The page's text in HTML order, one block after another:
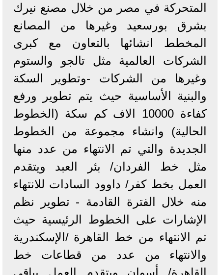
المتحركة في مصر من خلال مصنع نيرك
بشرق بورسعيد وغيرها من المصانع
المخطط انشائها بالتعاون مع كبرى
الشركات العالمية مثل تالجو والستوم
وغيرها من الشركات -وتطوير السكة
والبنية الأساسية حيث يتم تطوير ورفع
كفاءة 10000 الاف كم سكة (الخطوط
الحالية) وانشاء مجموعة من الخطوط
الجديدة والتي تم الانتهاء من عدد منها
مثل خط الفردان/ بئر العبد ويتقدم
العمل بخط كفر/ داوود السادات للانتهاء
منه خلال الفترة القادمة - تطوير نظم
الإشارات على الخطوط الرئيسية حيث
تم الانتهاء من خط القاهرة /الإسكندرية
والانتهاء من عدد من قطاعات خط
القاهرة/ أسوان ويتقدم العمل بباقي